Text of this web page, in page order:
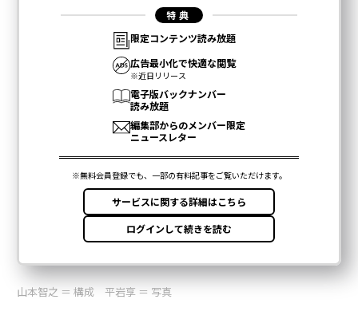
山本智之 ＝ 構成 平岩享 ＝ 写真